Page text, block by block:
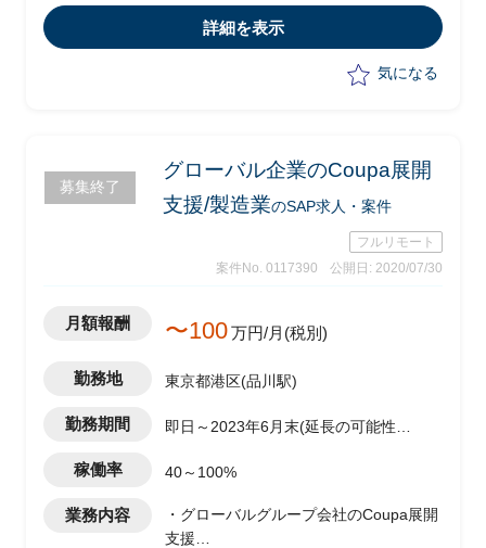
をSAPに移行
詳細を表示
気になる
募集終了
グローバル企業のCoupa展開
支援/製造業のSAP求人・案件
フルリモート
案件No. 0117390
公開日: 2020/07/30
月額報酬 〜100万円/月(税別)
勤務地 東京都港区(品川駅)
勤務期間
即日～2023年6月末(延長の可能性あ
稼働率 40～100%
業務内容
・グローバルグループ会社のCoupa展開
支援